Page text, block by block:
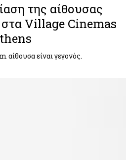
της αίθουσας
στα Village Cinemas
είναι γεγονός.